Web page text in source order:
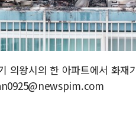
의왕시의 한 아파트에서 화재